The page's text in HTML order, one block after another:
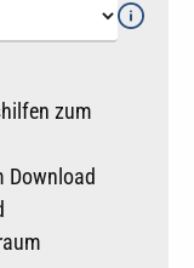
zum
Download